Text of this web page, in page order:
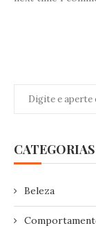
CATEGORIAS
Beleza